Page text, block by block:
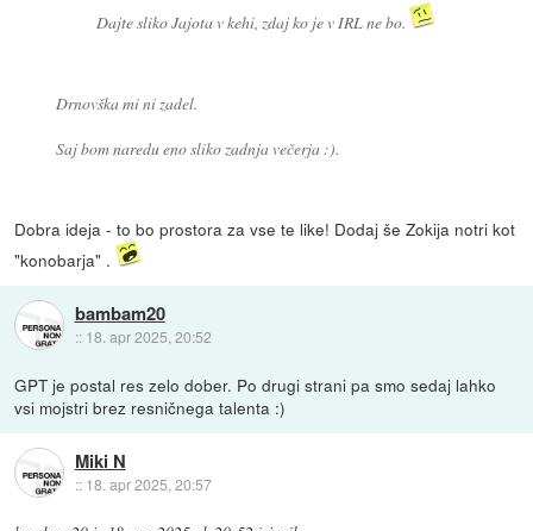
Dajte sliko Jajota v kehi, zdaj ko je v IRL ne bo.
Drnovška mi ni zadel.
Saj bom naredu eno sliko zadnja večerja :).
Dobra ideja - to bo prostora za vse te like! Dodaj še Zokija notri kot
"konobarja" .
bambam20
:: 18. apr 2025, 20:52
GPT je postal res zelo dober. Po drugi strani pa smo sedaj lahko
vsi mojstri brez resničnega talenta :)
Miki N
:: 18. apr 2025, 20:57